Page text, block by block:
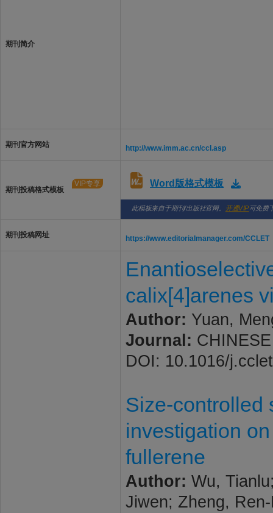
期刊简介
期刊官方网站 http://www.imm.ac.cn/ccl.asp
期刊投稿格式模板
VIP专享 Word版格式模板
此模板来自于期刊/出版社官网。 开通VIP 可免费
期刊投稿网址 https://www.editorialmanager.com/CCLET
calix[4]arenes
Author: Yuan,
Journal:
DOI: 10.1016/
Size-controlled
investigation
fullerene
Author: Wu,
Jiwen; Zheng,